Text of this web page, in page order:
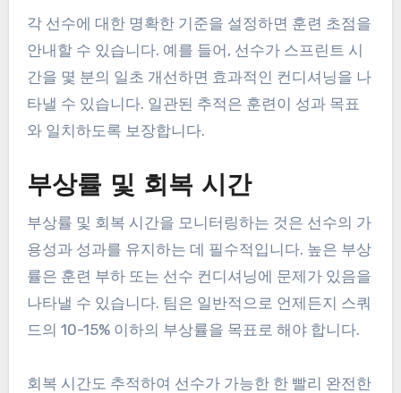
각 선수에 대한 명확한 기준을 설정하면 훈련 초점을
안내할 수 있습니다. 예를 들어, 선수가 스프린트 시
간을 몇 분의 일초 개선하면 효과적인 컨디셔닝을 나
타낼 수 있습니다. 일관된 추적은 훈련이 성과 목표
와 일치하도록 보장합니다.
부상률 및 회복 시간
부상률 및 회복 시간을 모니터링하는 것은 선수의 가
용성과 성과를 유지하는 데 필수적입니다. 높은 부상
률은 훈련 부하 또는 선수 컨디셔닝에 문제가 있음을
나타낼 수 있습니다. 팀은 일반적으로 언제든지 스쿼
드의 10-15% 이하의 부상률을 목표로 해야 합니다.
회복 시간도 추적하여 선수가 가능한 한 빨리 완전한